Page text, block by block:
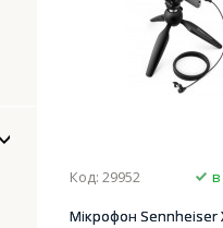
Код: 29952
в
Мікрофон Sennheiser